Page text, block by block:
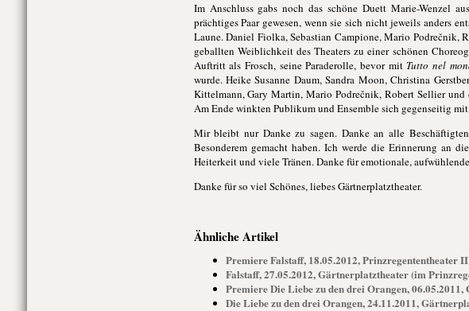
Im Anschluss gabs noch das schöne Duett Marie-Wenzel
prächtiges Paar gewesen, wenn sie sich nicht jeweils anders
Laune. Daniel Fiolka, Sebastian Campione, Mario Podrečnik,
geballten Weiblichkeit des Theaters zu einer schönen
Auftritt als Frosch, seine Paraderolle, bevor mit Tutto nel
wurde. Heike Susanne Daum, Sandra Moon, Christina
Kittelmann, Gary Martin, Mario Podrečnik, Robert Sellier und
Am Ende winkten Publikum und Ensemble sich gegenseitig
Mir bleibt nur Danke zu sagen. Danke an alle
Besonderem gemacht haben. Ich werde die Erinnerung an
Heiterkeit und viele Tränen. Danke für emotionale,
Danke für so viel Schönes, liebes Gärtnerplatztheater.
Ähnliche Artikel
Premiere Falstaff, 18.05.2012, Prinzregententheater II
Falstaff, 27.05.2012, Gärtnerplatztheater (im
Premiere Die Liebe zu den drei Orangen,
Die Liebe zu den drei Orangen, 24.11.2011,